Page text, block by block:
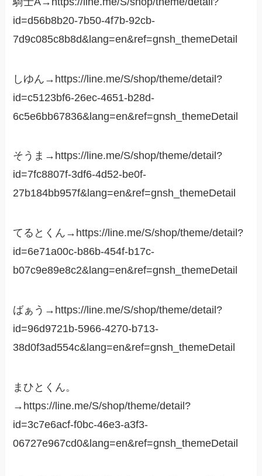
id=d56b8b20-7b50-4f7b-92cb-
7d9c085c8b8d&lang=en&ref=gnsh_themeDetail
しゆん→https://line.me/S/shop/theme/detail?
id=c5123bf6-26ec-4651-b28d-
6c5e6bb67836&lang=en&ref=gnsh_themeDetail
そうま→https://line.me/S/shop/theme/detail?
id=7fc8807f-3df6-4d52-be0f-
27b184bb957f&lang=en&ref=gnsh_themeDetail
てるとくん→https://line.me/S/shop/theme/detail?
id=6e71a00c-b86b-454f-b17c-
b07c9e89e8c2&lang=en&ref=gnsh_themeDetail
ばぁう→https://line.me/S/shop/theme/detail?
id=96d9721b-5966-4270-b713-
38d0f3ad554c&lang=en&ref=gnsh_themeDetail
まひとくん。
→https://line.me/S/shop/theme/detail?
id=3c7e6acf-f0bc-46e3-a3f3-
06727e967cd0&lang=en&ref=gnsh_themeDetail